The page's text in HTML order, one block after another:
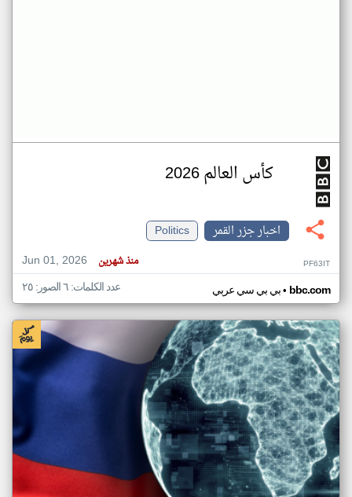
كأس العالم 2026
اخبار جزر القمر
Politics
Jun 01, 2026
منذ شهرين PF63IT
بي بي سي عربي• bbc.com عدد الكلمات: ٦ الصور: ٢٥